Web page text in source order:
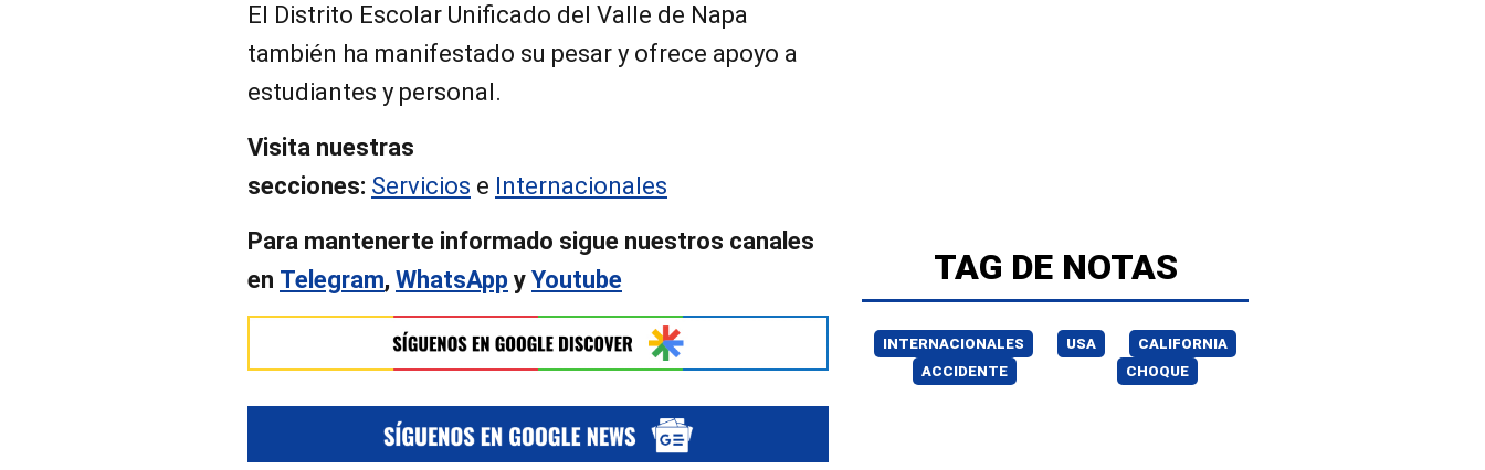
El Distrito Escolar Unificado del Valle de Napa
también ha manifestado su pesar y ofrece apoyo a
estudiantes y personal.
Visita nuestras
secciones: Servicios e Internacionales
Para mantenerte informado sigue nuestros canales
en Telegram, WhatsApp y Youtube TAG DE NOTAS
INTERNACIONALES USA
CALIFORNIA
ACCIDENTE
CHOQUE